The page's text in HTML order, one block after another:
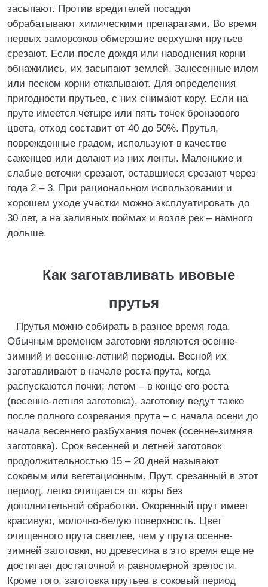
засыпают. Против вредителей посадки
обрабатывают химическими препаратами. Во время
первых заморозков обмерзшие верхушки прутьев
срезают. Если после дождя или наводнения корни
обнажились, их засыпают землей. Занесенные илом
или песком корни откапывают. Для определения
пригодности прутьев, с них снимают кору. Если на
пруте имеется четыре или пять точек бронзового
цвета, отход составит от 40 до 50%. Прутья,
поврежденные градом, используют в качестве
саженцев или делают из них ленты. Маленькие и
слабые веточки срезают, оставшиеся срезают через
года 2 – 3. При рациональном использовании и
хорошем уходе участки можно эксплуатировать до
30 лет, а на заливных поймах и возле рек – намного
дольше.
Как заготавливать ивовые
прутья
Прутья можно собирать в разное время года.
Обычным временем заготовки являются осенне-
зимний и весенне-летний периоды. Весной их
заготавливают в начале роста прута, когда
распускаются почки; летом – в конце его роста
(весенне-летняя заготовка), заготовку ведут также
после полного созревания прута – с начала осени до
начала весеннего разбухания почек (осенне-зимняя
заготовка). Срок весенней и летней заготовок
продолжительностью 15 – 20 дней называют
соковым или вегетационным. Прут, срезанный в этот
период, легко очищается от коры без
дополнительной обработки. Окоренный прут имеет
красивую, молочно-белую поверхность. Цвет
очищенного прута светлее, чем у прута осенне-
зимней заготовки, но древесина в это время еще не
достигает достаточной и равномерной зрелости.
Кроме того, заготовка прутьев в соковый период